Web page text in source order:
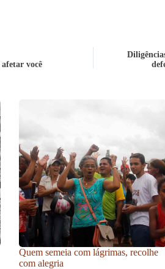
você
Quem semeia com lágrimas, recolhe
com alegria